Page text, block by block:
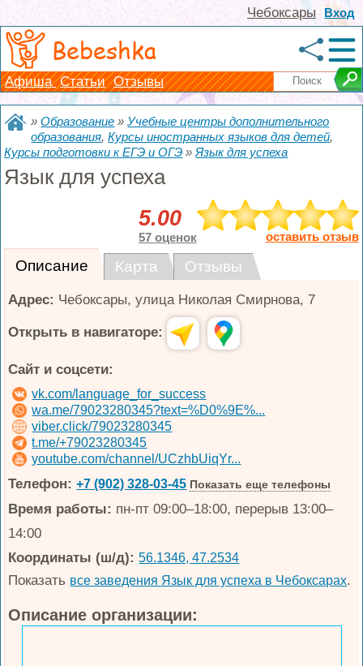
Вход
Чебоксары
Bebeshka
Афиша Статьи Отзывы
»Образование »Учебные центры дополнительного
образования,Курсы иностранных языков для детей,
Курсы подготовки к ЕГЭ и ОГЭ »Язык для успеха
Язык для успеха
5.00
57 оценок оставить отзыв
Описание Карта Отзывы
Адрес: Чебоксары,улица Николая Смирнова, 7
Открыть в навигаторе:
Сайт и соцсети:
vk.com/language_for_success
wa.me/79023280345?text=%D0%9E%...
viber.click/79023280345
t.me/+79023280345
youtube.com/channel/UCzhbUiqYr...
Телефон: +7 (902) 328-03-45 Показать еще телефоны
Время работы: пн-пт 09:00–18:00, перерыв 13:00–
14:00
Координаты (ш/д): 56.1346, 47.2534
Показать все заведения Язык для успеха в Чебоксарах.
Описание организации: